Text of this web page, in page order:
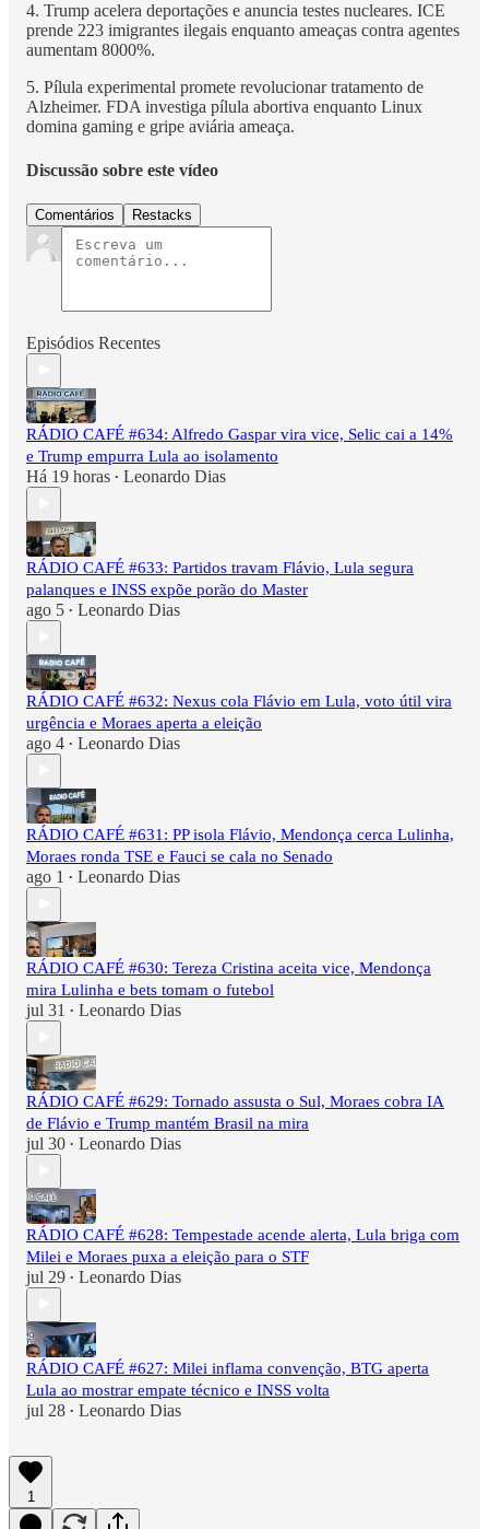
4. Trump acelera deportações e anuncia testes nucleares. ICE
prende 223 imigrantes ilegais enquanto ameaças contra agentes
aumentam 8000%.
5. Pílula experimental promete revolucionar tratamento de
Alzheimer. FDA investiga pílula abortiva enquanto Linux
domina gaming e gripe aviária ameaça.
Discussão sobre este vídeo
Comentários Restacks
Episódios Recentes
RÁDIO CAFÉ #634: Alfredo Gaspar vira vice, Selic cai a 14%
e Trump empurra Lula ao isolamento
Há 19 horas • Leonardo Dias
RÁDIO CAFÉ #633: Partidos travam Flávio, Lula segura
palanques e INSS expõe porão do Master
ago 5 • Leonardo Dias
RÁDIO CAFÉ #632: Nexus cola Flávio em Lula, voto útil vira
urgência e Moraes aperta a eleição
ago 4 • Leonardo Dias
RÁDIO CAFÉ #631: PP isola Flávio, Mendonça cerca Lulinha,
Moraes ronda TSE e Fauci se cala no Senado
ago 1 • Leonardo Dias
RÁDIO CAFÉ #630: Tereza Cristina aceita vice, Mendonça
mira Lulinha e bets tomam o futebol
jul 31 • Leonardo Dias
RÁDIO CAFÉ #629: Tornado assusta o Sul, Moraes cobra IA
de Flávio e Trump mantém Brasil na mira
jul 30 • Leonardo Dias
RÁDIO CAFÉ #628: Tempestade acende alerta, Lula briga com
Milei e Moraes puxa a eleição para o STF
jul 29 • Leonardo Dias
RÁDIO CAFÉ #627: Milei inflama convenção, BTG aperta
Lula ao mostrar empate técnico e INSS volta
jul 28 • Leonardo Dias
1